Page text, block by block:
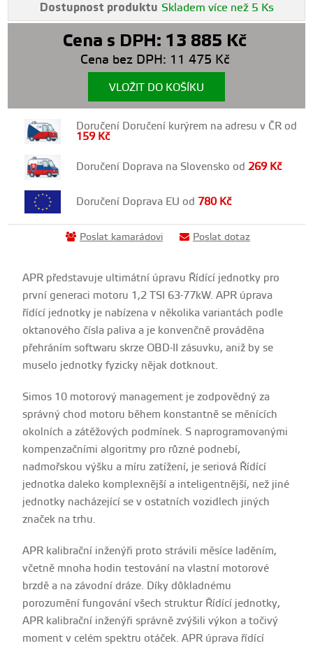
Dostupnost produktu Skladem více než 5 Ks
Cena s DPH: 13 885 Kč
Cena bez DPH: 11 475 Kč
VLOŽIT DO KOŠÍKU
Doručení Doručení kurýrem na adresu v ČR od
159 Kč
Doručení Doprava na Slovensko od269 Kč
Doručení Doprava EU od 780 Kč
Poslat kamarádovi Poslat dotaz
APR představuje ultimátní úpravu Řídící jednotky pro
první generaci motoru 1,2 TSI 63-77kW. APR úprava
řídící jednotky je nabízena v několika variantách podle
oktanového čísla paliva a je konvenčně prováděna
přehráním softwaru skrze OBD-II zásuvku, aniž by se
muselo jednotky fyzicky nějak dotknout.
Simos 10 motorový management je zodpovědný za
správný chod motoru během konstantně se měnících
okolních a zátěžových podmínek. S naprogramovanými
kompenzačními algoritmy pro různé podnebí,
nadmořskou výšku a míru zatížení, je seriová Řídící
jednotka daleko komplexnější a inteligentnější, než jiné
jednotky nacházející se v ostatních vozidlech jiných
značek na trhu.
APR kalibrační inženýři proto strávili měsíce laděním,
včetně mnoha hodin testování na vlastní motorové
brzdě a na závodní dráze. Díky důkladnému
porozumění fungování všech struktur Řídící jednotky,
APR kalibrační inženýři správně zvýšili výkon a točivý
moment v celém spektru otáček. APR úprava řídící